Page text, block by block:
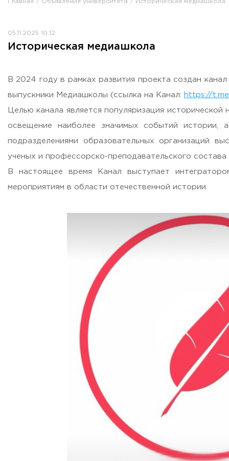
Жилищно-коммунальное хозяйство
Визово-регистрационное сопровождение иностранных
Партнерские проекты
Олимпиады
Бесплатная юридическая помощь
Филиал ФГБОУ ВО «РГУТИС» в г. Подольске
ЗАКАЗАТЬ ОБРАТНЫЙ ЗВОНОК
141221, Московская обл.,
Пушкинский, пгт.
+7 (495) 940 83 00
+7 (495) 940 83 58 - Приемная комиссия
obrashenia@rguts.ru
priem@rguts.ru - Приемная комиссия
ГРАФИК И РЕЖИМ РАБОТЫ
Главная Объявления университета Историческая медиашкола
05.11.2025 10:12
Историческая медиашкола
В 2024 году в рамках развития проекта создан
выпускники Медиашколы (ссылка на Канал: https://
Целью канала является популяризация
освещение наиболее значимых событий истории,
подразделениями образовательных организаций
ученых и профессорско-преподавательского
В настоящее время Канал выступает
мероприятиям в области отечественной истории.